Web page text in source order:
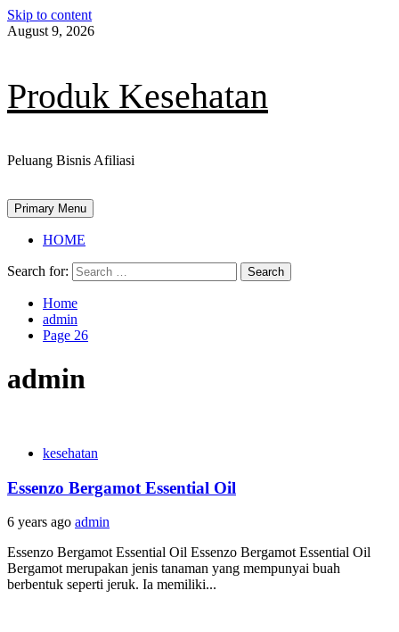
Skip to content
August 9, 2026
Produk Kesehatan
Peluang Bisnis Afiliasi
Primary Menu
HOME
Search for:
Home
admin
Page 26
admin
kesehatan
Essenzo Bergamot Essential Oil
6 years ago admin
Essenzo Bergamot Essential Oil Essenzo Bergamot Essential Oil
Bergamot merupakan jenis tanaman yang mempunyai buah
berbentuk seperti jeruk. Ia memiliki...